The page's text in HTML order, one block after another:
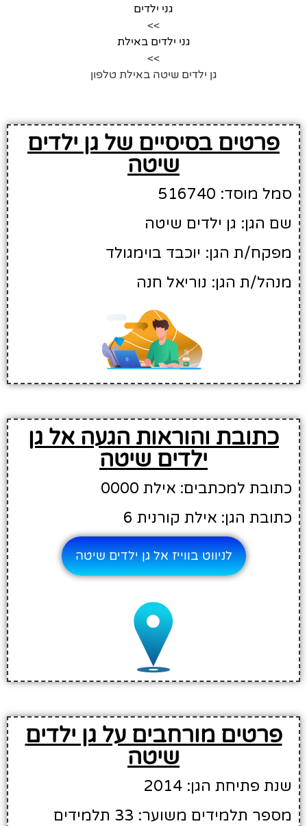
גני ילדים
>>
גני ילדים באילת
>>
גן ילדים שיטה באילת טלפון
פרטים בסיסיים של גן ילדים
שיטה
סמל מוסד: 516740
שם הגן: גן ילדים שיטה
מפקח/ת הגן: יוכבד בוימגולד
מנהל/ת הגן: נוריאל חנה
כתובת והוראות הגעה אל גן
ילדים שיטה
כתובת למכתבים: אילת 0000
כתובת הגן: אילת קורנית 6
לניווט בווייז אל גן ילדים שיטה
פרטים מורחבים על גן ילדים
שיטה
שנת פתיחת הגן: 2014
מספר תלמידים משוער: 33 תלמידים